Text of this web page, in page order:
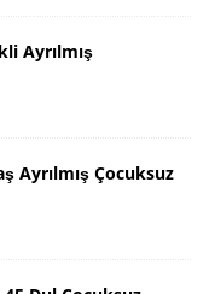
Ayrılmış
Ayrılmış Çocuksuz